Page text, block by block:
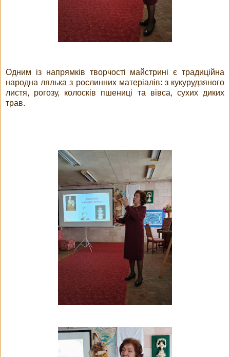
Одним із напрямків творчості майстрині є традиційна
народна лялька з рослинних матеріалів: з кукурудзяного
листя, рогозу, колосків пшениці та вівса, сухих диких
трав.